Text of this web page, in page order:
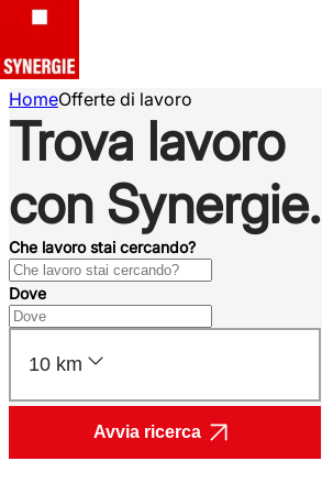
HomeOfferte di lavoro
Trova lavoro
con Synergie.
Che lavoro stai cercando?
Dove
10 km
Avvia ricerca